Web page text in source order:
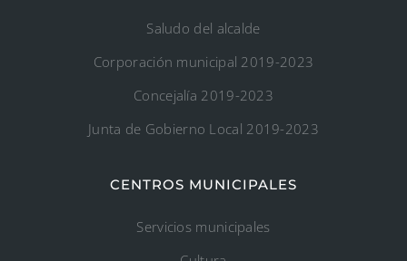
Saludo del alcalde
Corporación municipal 2019-2023
Concejalía 2019-2023
Junta de Gobierno Local 2019-2023
CENTROS MUNICIPALES
Servicios municipales